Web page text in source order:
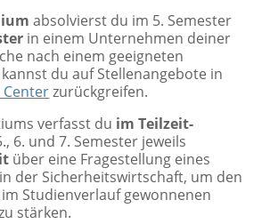
absolvierst du im 5. Semester
in einem Unternehmen deiner
nach einem geeigneten
du auf Stellenangebote in
Centerzurückgreifen.
verfasst du im Teilzeit-
6. und 7. Semester jeweils
über eine Fragestellung eines
der Sicherheitswirtschaft, um den
Studienverlauf gewonnenen
stärken.